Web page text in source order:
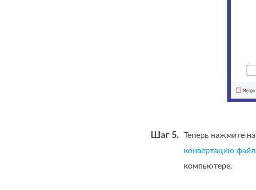
Шаг 5. Теперь нажмите
конвертацию
компьютере.